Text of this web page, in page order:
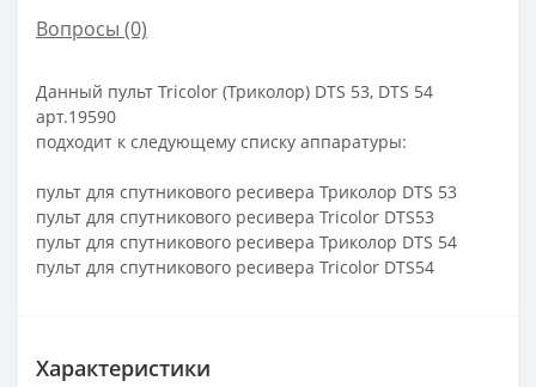
Вопросы (0)
Данный пульт Tricolor (Триколор) DTS 53, DTS 54
арт.19590
подходит к следующему списку аппаратуры:
пульт для спутникового ресивера Триколор DTS 53
пульт для спутникового ресивера Tricolor DTS53
пульт для спутникового ресивера Триколор DTS 54
пульт для спутникового ресивера Tricolor DTS54
Характеристики